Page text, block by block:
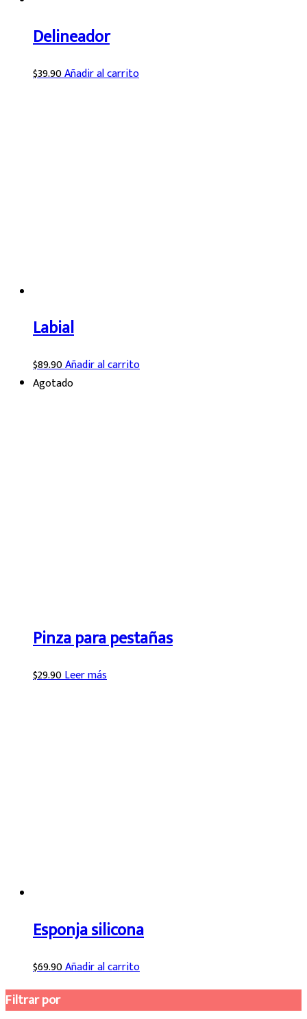
Delineador
$39.90Añadir al carrito
Labial
$89.90Añadir al carrito
Agotado
Pinza para pestañas
$29.90Leer más
Esponja silicona
$69.90Añadir al carrito
Filtrar por